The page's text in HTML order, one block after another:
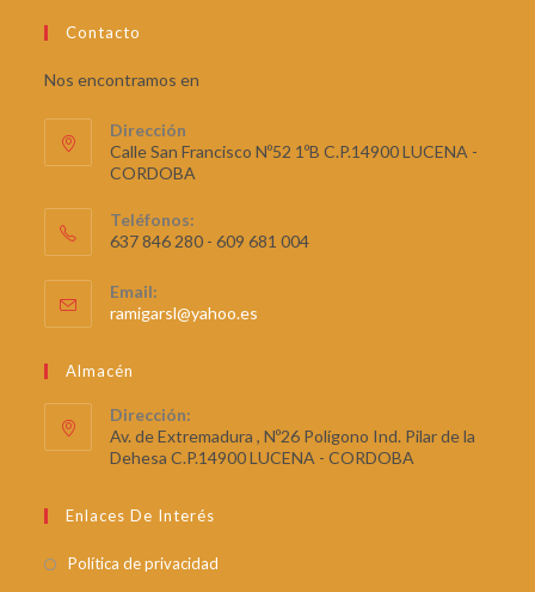
0
5
Contacto
Nos encontramos en
Dirección
Calle San Francisco Nº52 1ºB C.P.14900 LUCENA -
CORDOBA
Teléfonos:
637 846 280 - 609 681 004
Email:
ramigarsl@yahoo.es
Almacén
Dirección:
Av. de Extremadura , Nº26 Polígono Ind. Pilar de la
Dehesa C.P.14900 LUCENA - CORDOBA
Enlaces De Interés
Política de privacidad